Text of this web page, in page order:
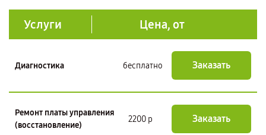
Услуги Цена, от
Диагностика бесплатно Заказать
Ремонт платы управления
(восстановление)
2200 р Заказать